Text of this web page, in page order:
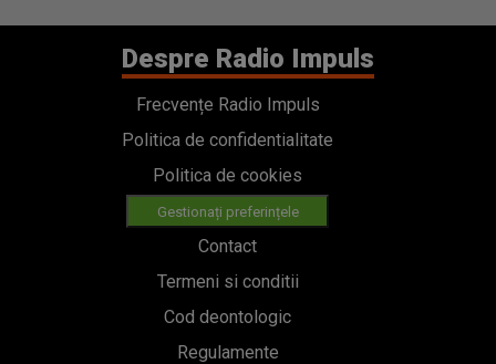
Despre Radio Impuls
Frecvențe Radio Impuls
Politica de confidentialitate
Politica de cookies
Gestionați preferințele
Contact
Termeni si conditii
Cod deontologic
Regulamente